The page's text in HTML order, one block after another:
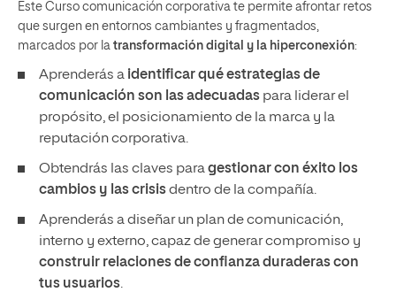
Este Curso comunicación corporativa te permite afrontar retos
que surgen en entornos cambiantes y fragmentados,
marcados por la transformación digital y la hiperconexión:
Aprenderás a identificar qué estrategias de
comunicación son las adecuadas para liderar el
propósito, el posicionamiento de la marca y la
reputación corporativa.
Obtendrás las claves paragestionar con éxito los
cambios y las crisisdentro de la compañía.
Aprenderás a diseñar un plan de comunicación,
interno y externo, capaz de generar compromiso y
construir relaciones de confianza duraderas con
tus usuarios.